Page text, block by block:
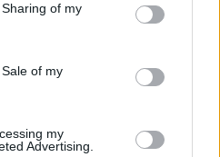
of my
of my
my
Advertising.